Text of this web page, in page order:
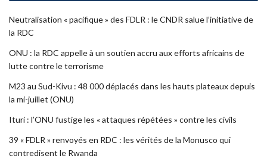
Neutralisation « pacifique » des FDLR : le CNDR salue l’initiative de
la RDC
ONU : la RDC appelle à un soutien accru aux efforts africains de
lutte contre le terrorisme
M23 au Sud-Kivu : 48 000 déplacés dans les hauts plateaux depuis
la mi-juillet (ONU)
Ituri : l’ONU fustige les « attaques répétées » contre les civils
39 « FDLR » renvoyés en RDC : les vérités de la Monusco qui
contredisent le Rwanda